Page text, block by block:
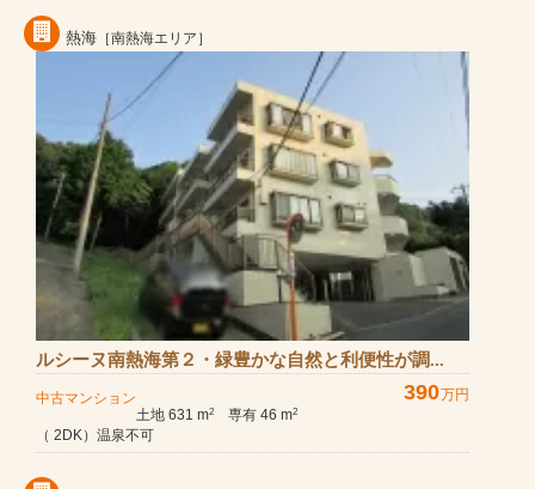
熱海 ［南熱海エリア］
ルシーヌ南熱海第２・緑豊かな自然と利便性が調...
中古マンション 390万円
土地 631 m2 専有 46 m2
（ 2DK）温泉不可